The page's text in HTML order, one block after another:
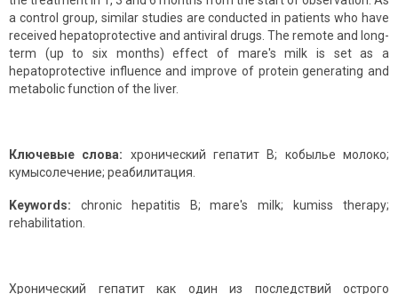
a control group, similar studies are conducted in patients who have
received hepatoprotective and antiviral drugs. The remote and long-
term (up to six months) effect of mare's milk is set as a
hepatoprotective influence and improve of protein generating and
metabolic function of the liver.
Ключевые слова: хронический гепатит В; кобылье молоко;
кумысолечение; реабилитация.
Keywords: chronic hepatitis В; mare's milk; kumiss therapy;
rehabilitation.
Хронический гепатит как один из последствий острого